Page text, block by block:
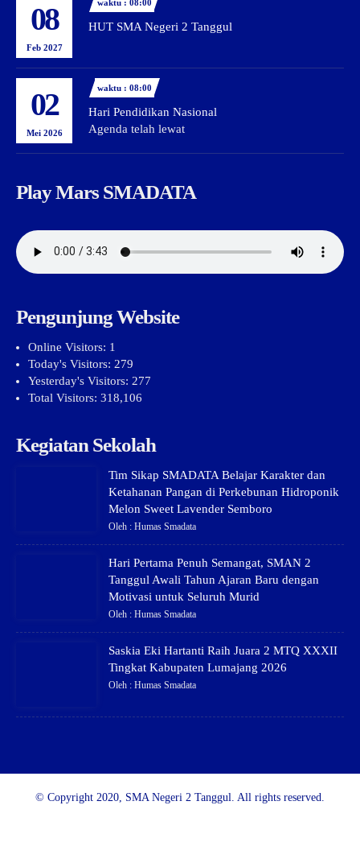
08
Feb 2027
waktu : 08:00
HUT SMA Negeri 2 Tanggul
02
Mei 2026
waktu : 08:00
Hari Pendidikan Nasional
Agenda telah lewat
Play Mars SMADATA
Pengunjung Website
Online Visitors: 1
Today's Visitors: 279
Yesterday's Visitors: 277
Total Visitors: 318,106
Kegiatan Sekolah
Tim Sikap SMADATA Belajar Karakter dan
Ketahanan Pangan di Perkebunan Hidroponik
Melon Sweet Lavender Semboro
Oleh : Humas Smadata
Hari Pertama Penuh Semangat, SMAN 2
Tanggul Awali Tahun Ajaran Baru dengan
Motivasi untuk Seluruh Murid
Oleh : Humas Smadata
Saskia Eki Hartanti Raih Juara 2 MTQ XXXII
Tingkat Kabupaten Lumajang 2026
Oleh : Humas Smadata
© Copyright 2020, SMA Negeri 2 Tanggul. All rights reserved.